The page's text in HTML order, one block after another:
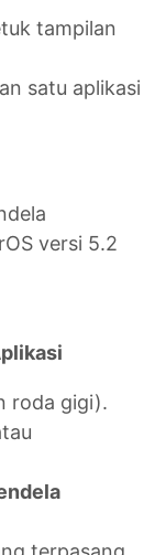
tampilan
satu aplikasi
versi 5.2
roda gigi).